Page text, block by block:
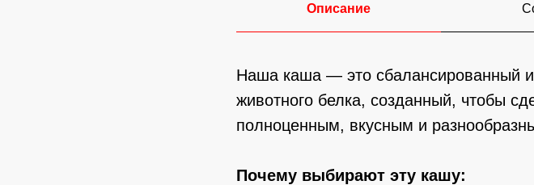
Описание
Наша каша — это сбалансированный
животного белка, созданный, чтобы
полноценным, вкусным и
Почему выбирают эту кашу: